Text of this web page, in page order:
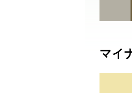
マイ